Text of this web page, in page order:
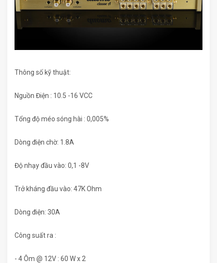
Thông số kỹ thuật:
Nguồn Điện : 10.5 -16 VCC
Tổng độ méo sóng hài : 0,005%
Dòng điện chờ: 1.8A
Độ nhạy đầu vào: 0,1 -8V
Trở kháng đầu vào: 47K Ohm
Dòng điện: 30A
Công suất ra :
- 4 Ôm @ 12V : 60 W x 2